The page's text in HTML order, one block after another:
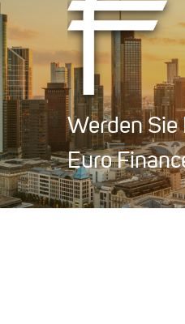
Tickets 29th EURO FINANCE
Partner werden
Media
European Banker of the Year
Rückblick
Über uns
Werden Sie
Euro